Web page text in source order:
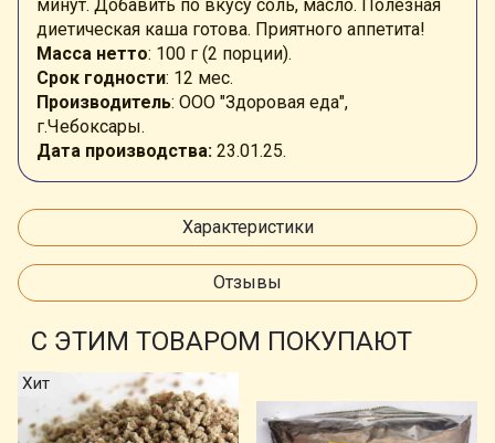
минут. Добавить по вкусу соль, масло. Полезная
диетическая каша готова. Приятного аппетита!
Масса нетто: 100 г (2 порции).
Срок годности: 12 мес.
Производитель: ООО "Здоровая еда",
г.Чебоксары.
Дата производства: 23.01.25.
Характеристики
Отзывы
С ЭТИМ ТОВАРОМ ПОКУПАЮТ
Хит